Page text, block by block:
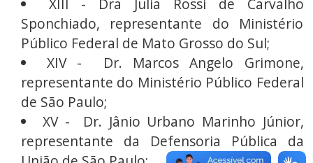
Sponchiado, representante do Ministério
Público Federal de Mato Grosso do Sul;
XIV - Dr. Marcos Angelo Grimone,
representante do Ministério Público Federal
de São Paulo;
XV - Dr. Jânio Urbano Marinho Júnior,
representante da Defensoria Pública da